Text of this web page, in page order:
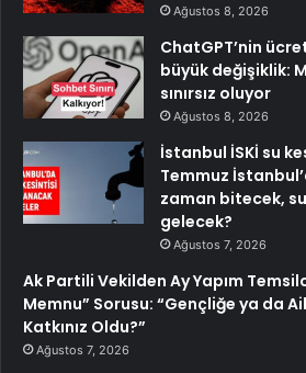
Ağustos 8, 2026
ChatGPT’nin
büyük değişiklik:
sınırsız oluyor
Ağustos 8, 2026
İstanbul İSKİ su
Temmuz
zaman bitecek,
gelecek?
Ağustos 7, 2026
Ak Partili Vekilden Ay Yapım
Memnu” Sorusu: “Gençliğe ya da
Katkınız Oldu?”
Ağustos 7, 2026